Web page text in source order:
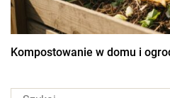
Kompostowanie w domu i